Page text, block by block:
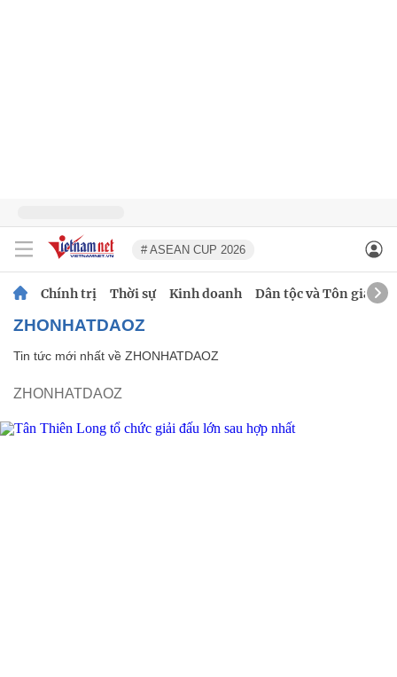
# ASEAN CUP 2026
Chính trị Thời sự Kinh doanh Dân tộc và Tôn giáo
ZHONHATDAOZ
Tin tức mới nhất về ZHONHATDAOZ
ZHONHATDAOZ